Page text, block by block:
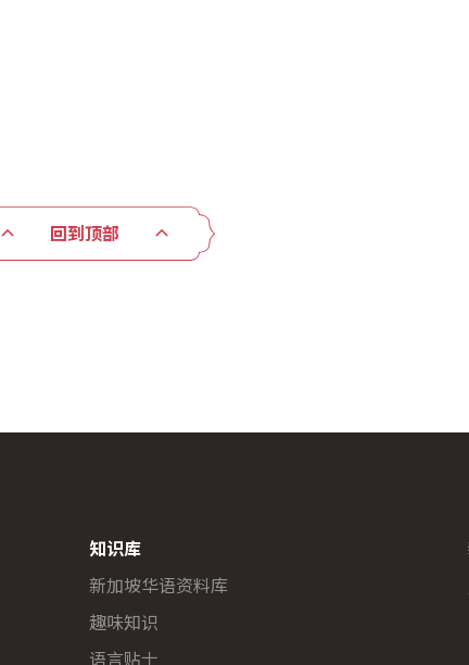
回到顶部
知识库
新加坡华语资料库
趣味知识
语言贴士